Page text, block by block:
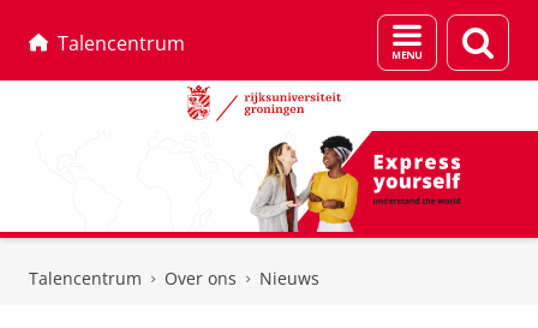
Talencentrum
Menu
en
Talencentrum Over ons Nieuws